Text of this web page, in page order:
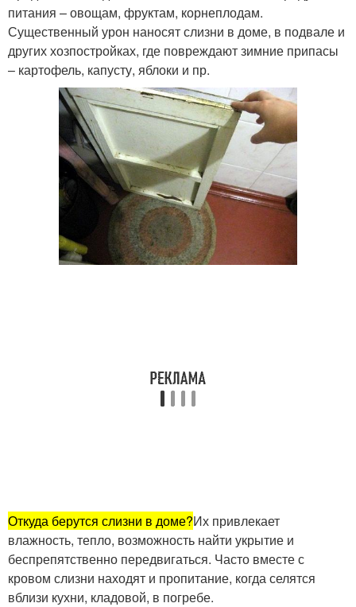
питания – овощам, фруктам, корнеплодам.
Существенный урон наносят слизни в доме, в подвале и
других хозпостройках, где повреждают зимние припасы
– картофель, капусту, яблоки и пр.
Откуда берутся слизни в доме?Их привлекает
влажность, тепло, возможность найти укрытие и
беспрепятственно передвигаться. Часто вместе с
кровом слизни находят и пропитание, когда селятся
вблизи кухни, кладовой, в погребе.